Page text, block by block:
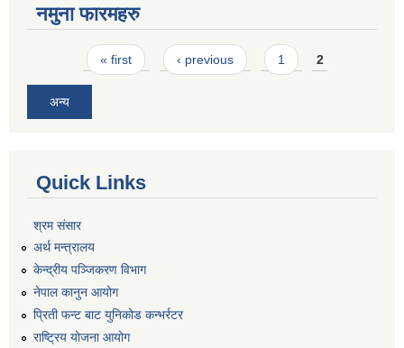
नमुना फारमहरु
Pages« first ‹ previous 1 2
अन्य
Quick Links
श्रम संसार
अर्थ मन्त्रालय
केन्द्रीय पञ्जिकरण विभाग
नेपाल कानुन आयोग
प्रिती फन्ट बाट युनिकोड कन्भर्रटर
राष्ट्रिय योजना आयोग